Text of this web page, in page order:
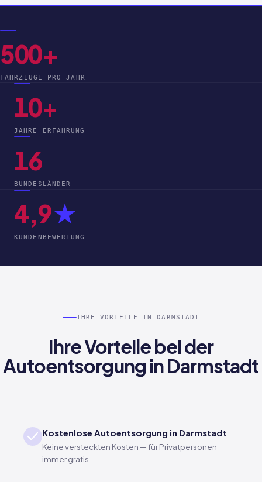
500+
FAHRZEUGE PRO JAHR
10+
JAHRE ERFAHRUNG
16
BUNDESLÄNDER
4,9★
KUNDENBEWERTUNG
IHRE VORTEILE IN DARMSTADT
Ihre Vorteile bei der
Autoentsorgung in Darmstadt
Kostenlose Autoentsorgung in Darmstadt
Keine versteckten Kosten — für Privatpersonen
immer gratis